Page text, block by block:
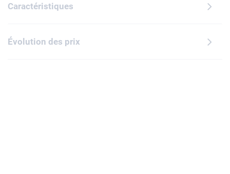
cadeau pour les enfants et tous les fans de LEGO à partir
Caractéristiques
Évolution des prix